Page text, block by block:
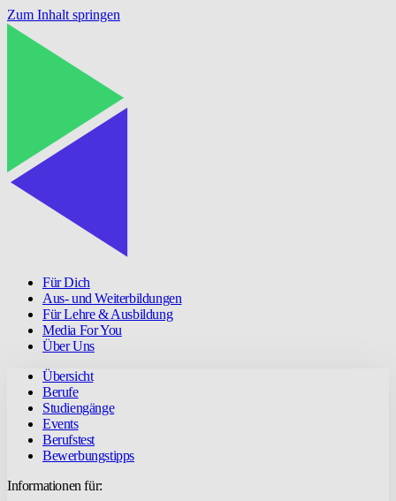
Zum Inhalt springen
Für Dich
Aus- und Weiterbildungen
Für Lehre & Ausbildung
Media For You
Über Uns
Übersicht
Berufe
Studiengänge
Events
Berufstest
Bewerbungstipps
Informationen für: